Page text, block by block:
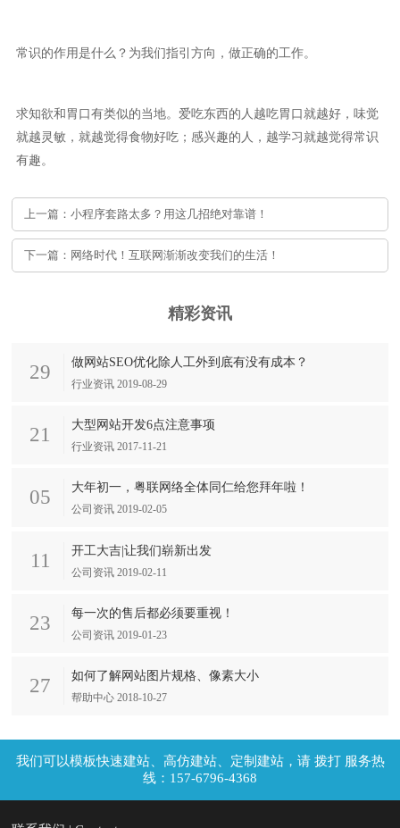
常识的作用是什么？为我们指引方向，做正确的工作。
求知欲和胃口有类似的当地。爱吃东西的人越吃胃口就越好，味觉
就越灵敏，就越觉得食物好吃；感兴趣的人，越学习就越觉得常识
有趣。
上一篇：小程序套路太多？用这几招绝对靠谱！
下一篇：网络时代！互联网渐渐改变我们的生活！
精彩资讯
29 做网站SEO优化除人工外到底有没有成本？
行业资讯 2019-08-29
21 大型网站开发6点注意事项
行业资讯 2017-11-21
05 大年初一，粤联网络全体同仁给您拜年啦！
公司资讯 2019-02-05
11 开工大吉|让我们崭新出发
公司资讯 2019-02-11
23 每一次的售后都必须要重视！
公司资讯 2019-01-23
27 如何了解网站图片规格、像素大小
帮助中心 2018-10-27
拨打 服务热
线：157-6796-4368